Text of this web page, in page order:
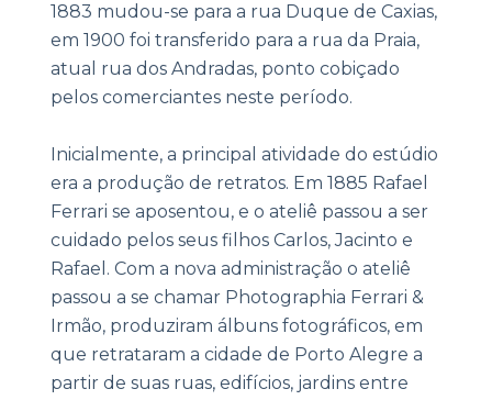
1883 mudou-se para a rua Duque de Caxias,
em 1900 foi transferido para a rua da Praia,
atual rua dos Andradas, ponto cobiçado
pelos comerciantes neste período.
Inicialmente, a principal atividade do estúdio
era a produção de retratos. Em 1885 Rafael
Ferrari se aposentou, e o ateliê passou a ser
cuidado pelos seus filhos Carlos, Jacinto e
Rafael. Com a nova administração o ateliê
passou a se chamar Photographia Ferrari &
Irmão, produziram álbuns fotográficos, em
que retrataram a cidade de Porto Alegre a
partir de suas ruas, edifícios, jardins entre